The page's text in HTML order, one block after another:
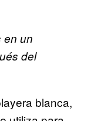
en un
del
blanca,